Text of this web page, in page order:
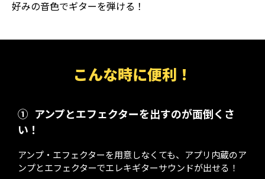
好みの音色でギターを弾ける！
こんな時に便利！
① アンプとエフェクターを出すのが面倒くさ
い！
アンプ・エフェクターを用意しなくても、アプリ内蔵のア
ンプとエフェクターでエレキギターサウンドが出せる！